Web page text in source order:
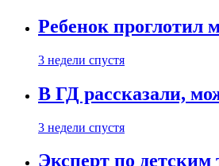
Ребенок проглотил
3 недели спустя
В ГД рассказали,
3 недели спустя
Эксперт по